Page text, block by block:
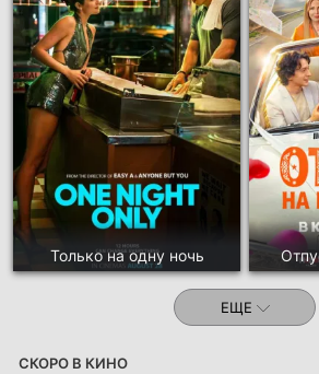
Только на одну ночь
ЕЩЕ
СКОРО В КИНО